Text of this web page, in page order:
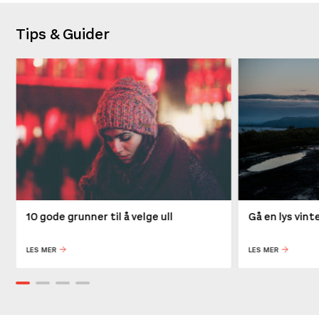
Tips & Guider
10 gode grunner til å velge ull
LES MER
Gå en lys
LES MER